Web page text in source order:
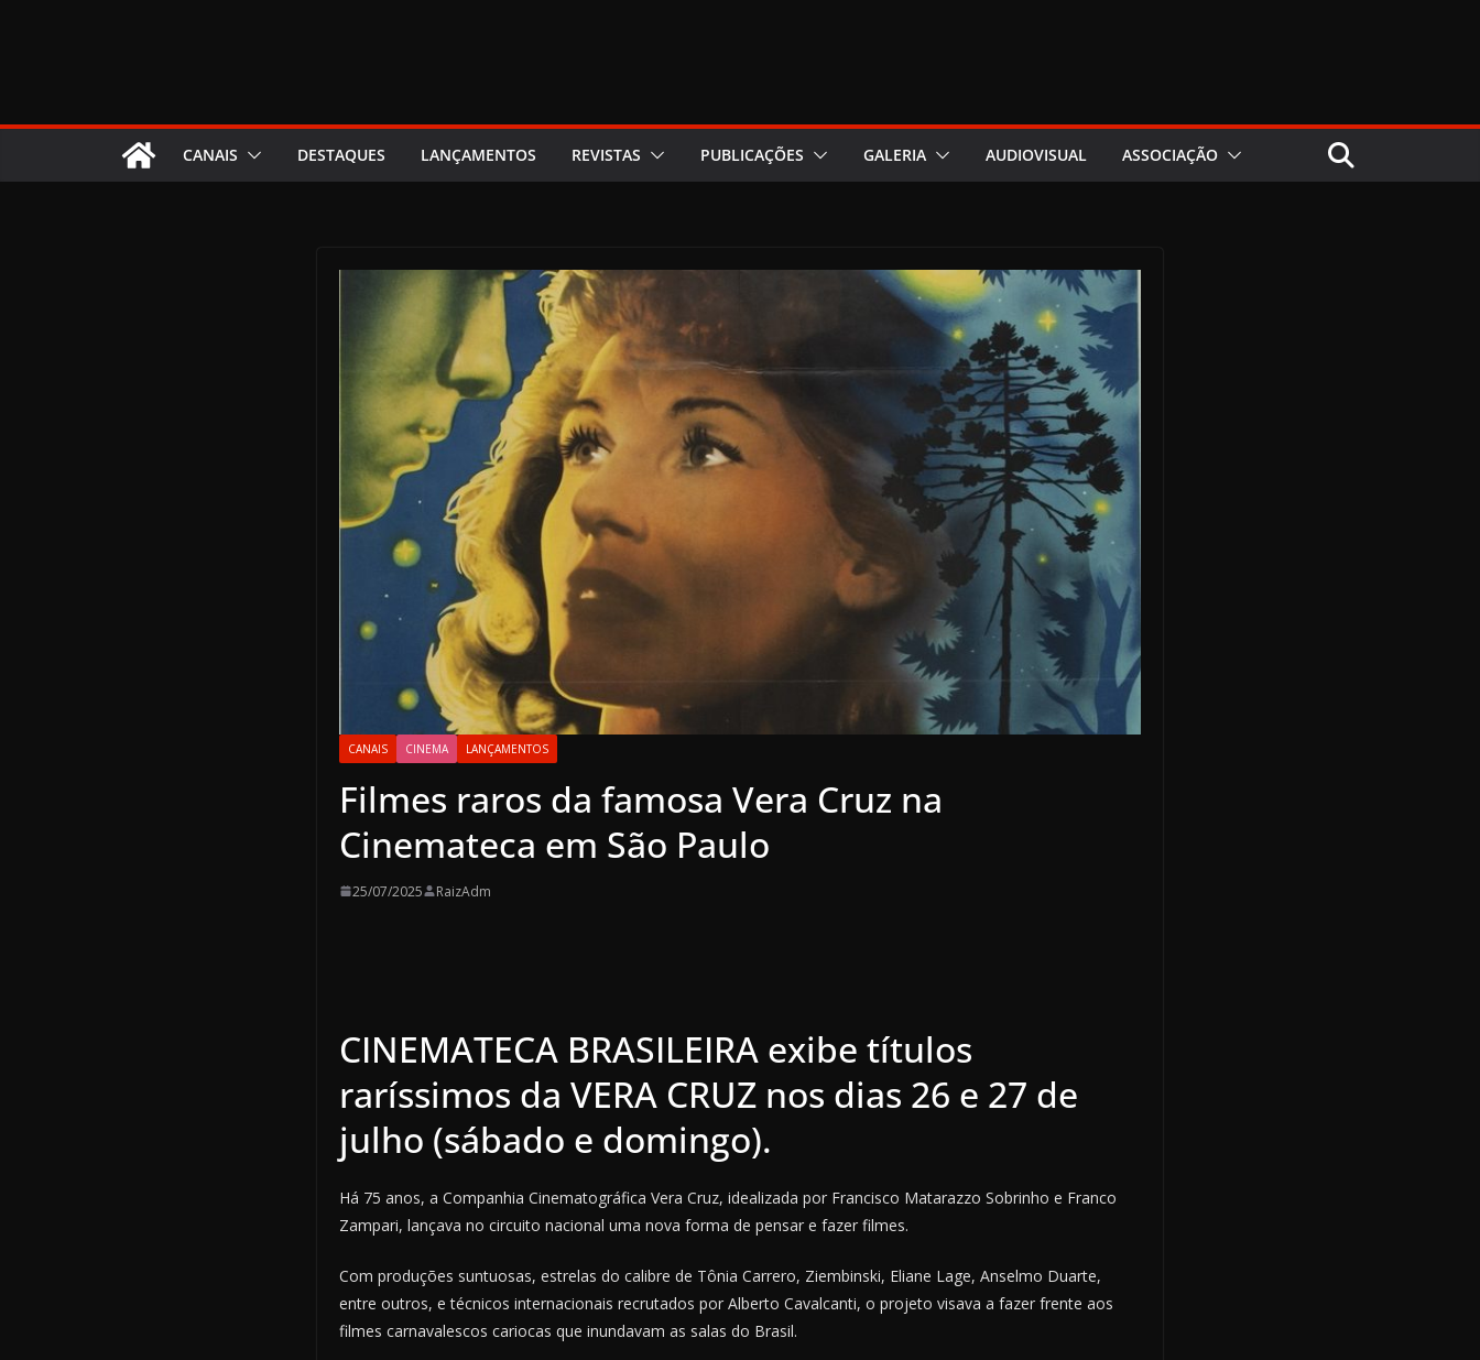
CANAIS DESTAQUES LANÇAMENTOS REVISTAS PUBLICAÇÕES GALERIA AUDIOVISUAL ASSOCIAÇÃO
CANAIS CINEMA LANÇAMENTOS
Filmes raros da famosa Vera Cruz na
Cinemateca em São Paulo
25/07/2025 RaizAdm
CINEMATECA BRASILEIRA exibe títulos
raríssimos da VERA CRUZ nos dias 26 e 27 de
julho (sábado e domingo).
Há 75 anos, a Companhia Cinematográfica Vera Cruz, idealizada por Francisco Matarazzo Sobrinho e Franco
Zampari, lançava no circuito nacional uma nova forma de pensar e fazer filmes.
Com produções suntuosas, estrelas do calibre de Tônia Carrero, Ziembinski, Eliane Lage, Anselmo Duarte,
entre outros, e técnicos internacionais recrutados por Alberto Cavalcanti, o projeto visava a fazer frente aos
filmes carnavalescos cariocas que inundavam as salas do Brasil.